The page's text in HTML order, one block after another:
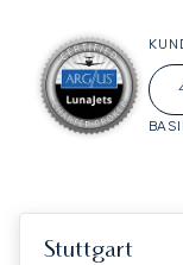
Stuttgart